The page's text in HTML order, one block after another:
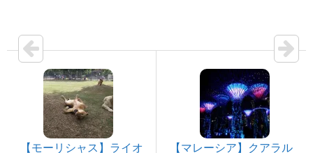
【モーリシャス】ライオ 【マレーシア】クアラル